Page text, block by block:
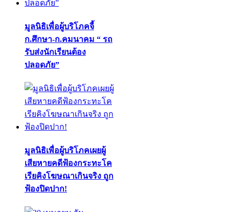
มูลนิธิเพื่อผู้บริโภคจี้
ก.ศึกษา-ก.คมนาคม “ รถ
รับส่งนักเรียนต้อง
ปลอดภัย”
มูลนิธิเพื่อผู้บริโภคเผยผู้
เสียหายคดีฟ้องกระทะโค
เรียคิงโฆษณาเกินจริง ถูก
ฟ้องปิดปาก!